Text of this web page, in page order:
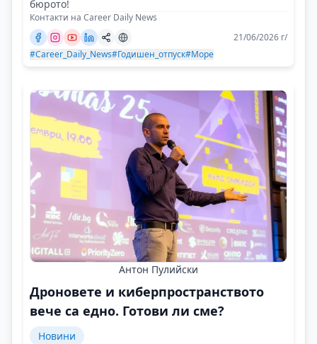
бюрото!
Контакти на Career Daily News
21/06/2026 г/
#Career_Daily_News#Годишен_отпуск#Море
Антон Пулийски
Дроновете и киберпространството
вече са едно. Готови ли сме?
Новини